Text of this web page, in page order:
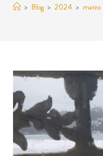
> Blog > 2024 > marzo